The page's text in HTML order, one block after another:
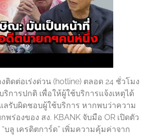
ดต่อเร่งด่วน (hotline) ตลอด 24 ชั่วโมง
การปกติ เพื่อให้ผู้ใช้บริการแจ้งเหตุได้
ลรับผิดชอบผู้ใช้บริการ หากพบว่าความ
พร่องของ สง. KBANK จับมือ OR เปิดตัว
บลู เครดิตการ์ด” เพิ่มความคุ้มค่าจาก